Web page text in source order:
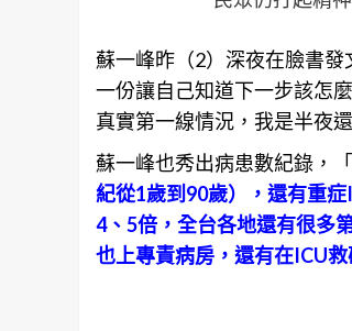
蘇一峰昨（2）深夜在臉書
一份讓自己知道下一步該怎
真實第一線情況，我是半夜
蘇一峰也秀出病患數紀錄，「
紀從1歲到90歲），還有重
4、5倍，全台各地還有很多
也上專責病房，還有在ICU